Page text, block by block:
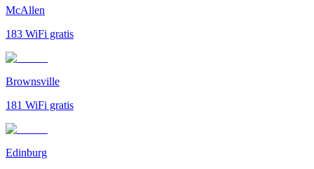
McAllen
183 WiFi gratis
Brownsville
181 WiFi gratis
Edinburg